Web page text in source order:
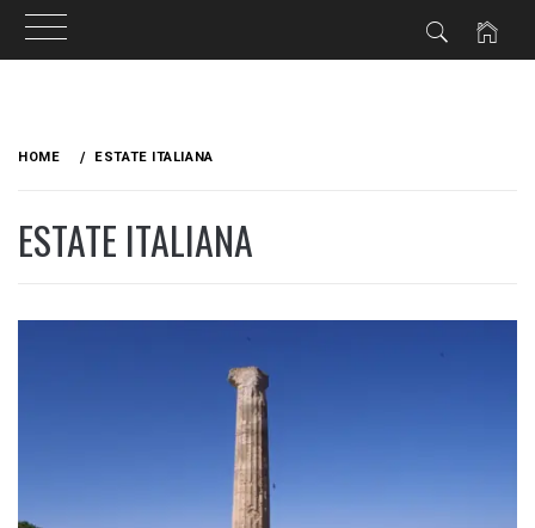
HOME ESTATE ITALIANA
ESTATE ITALIANA